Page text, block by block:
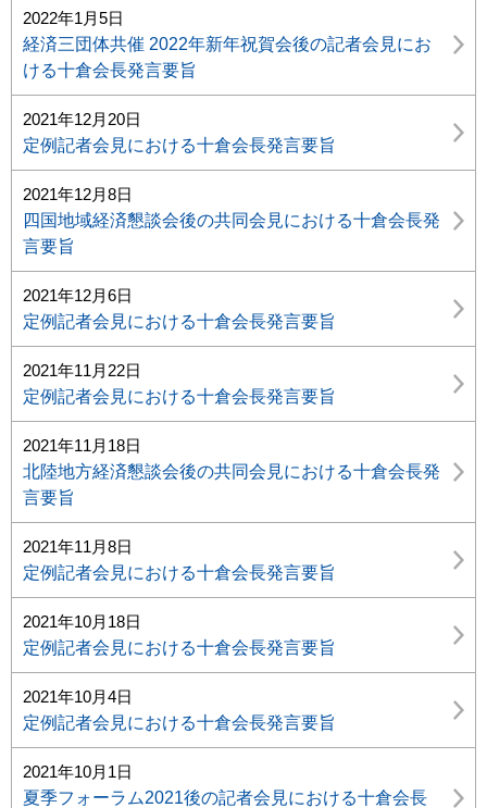
2022年1月5日
経済三団体共催 2022年新年祝賀会後の記者会見にお
ける十倉会長発言要旨
2021年12月20日
定例記者会見における十倉会長発言要旨
2021年12月8日
四国地域経済懇談会後の共同会見における十倉会長発
言要旨
2021年12月6日
定例記者会見における十倉会長発言要旨
2021年11月22日
定例記者会見における十倉会長発言要旨
2021年11月18日
北陸地方経済懇談会後の共同会見における十倉会長発
言要旨
2021年11月8日
定例記者会見における十倉会長発言要旨
2021年10月18日
定例記者会見における十倉会長発言要旨
2021年10月4日
定例記者会見における十倉会長発言要旨
2021年10月1日
夏季フォーラム2021後の記者会見における十倉会長